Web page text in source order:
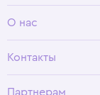
Условия возврата
О нас
Программа лояльности
Контакты
Партнерам